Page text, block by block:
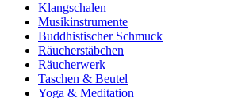
Klangschalen
Musikinstrumente
Buddhistischer Schmuck
Räucherstäbchen
Räucherwerk
Taschen & Beutel
Yoga & Meditation